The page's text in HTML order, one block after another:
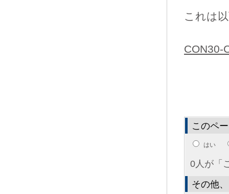
これは
CON30-
このペ
はい
0人が「
その他